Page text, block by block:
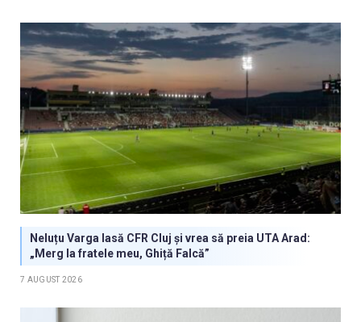
Neluțu Varga lasă CFR Cluj și vrea să preia UTA Arad:
„Merg la fratele meu, Ghiță Falcă”
7 AUGUST 2026